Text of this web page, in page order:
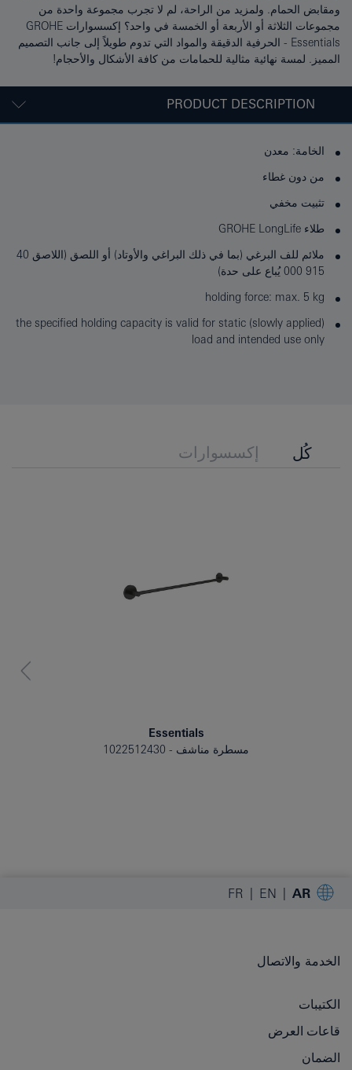
ومقابض الحمام. ولمزيد من الراحة، لم لا تجرب مجموعة واحدة من
مجموعات الثلاثة أو الأربعة أو الخمسة في واحد؟ إكسسوارات GROHE
Essentials - الحرفية الدقيقة والمواد التي تدوم طويلاً إلى جانب التصميم
المميز. لمسة نهائية مثالية للحمامات من كافة الأشكال والأحجام!
PRODUCT DESCRIPTION
الخامة: معدن
من دون غطاء
تثبيت مخفي
طلاء GROHE LongLife
ملائم للف البرغي (بما في ذلك البراغي والأوتاد) أو اللصق (اللاصق 40
915 000 يُباع على حدة)
holding force: max. 5 kg
the specified holding capacity is valid for static (slowly applied)
load and intended use only
كُل إكسسوارات
Essentials
مسطرة مناشف
1022512430
AR
EN
FR
الخدمة والاتصال
الكتيبات
قاعات العرض
الضمان